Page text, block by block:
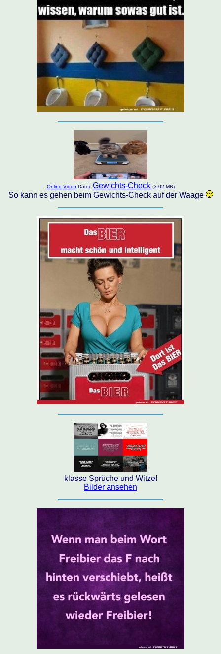
Online-Video-Datei: Gewichts-Check (3.02 MB)
So kann es gehen beim Gewichts-Check auf der Waage
klasse Sprüche und Witze!
Bilder ansehen